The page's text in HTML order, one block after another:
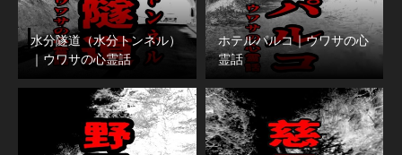
水分隧道（水分トンネル）
｜ウワサの心霊話
ホテルパルコ｜ウワサの心
霊話